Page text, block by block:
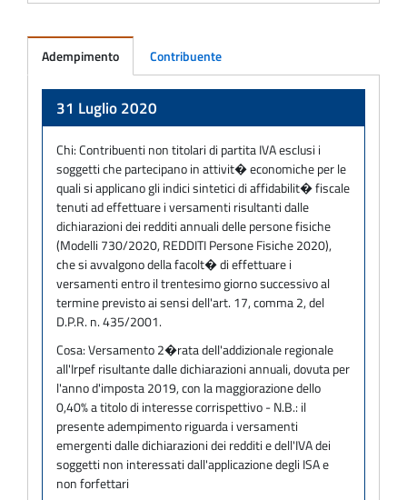
Adempimento Contribuente
31 Luglio 2020
Chi:Contribuenti non titolari di partita IVA esclusi i
soggetti che partecipano in attivit� economiche per le
quali si applicano gli indici sintetici di affidabilit� fiscale
tenuti ad effettuare i versamenti risultanti dalle
dichiarazioni dei redditi annuali delle persone fisiche
(Modelli 730/2020, REDDITI Persone Fisiche 2020),
che si avvalgono della facolt� di effettuare i
versamenti entro il trentesimo giorno successivo al
termine previsto ai sensi dell'art. 17, comma 2, del
D.P.R. n. 435/2001.
Cosa:Versamento 2�rata dell'addizionale regionale
all'Irpef risultante dalle dichiarazioni annuali, dovuta per
l'anno d'imposta 2019, con la maggiorazione dello
0,40% a titolo di interesse corrispettivo - N.B.: il
presente adempimento riguarda i versamenti
emergenti dalle dichiarazioni dei redditi e dell'IVA dei
soggetti non interessati dall'applicazione degli ISA e
non forfettari